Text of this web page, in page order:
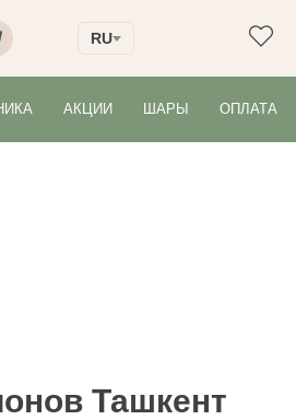
RU
АКЦИИ ШАРЫ ОПЛАТА
Ташкент